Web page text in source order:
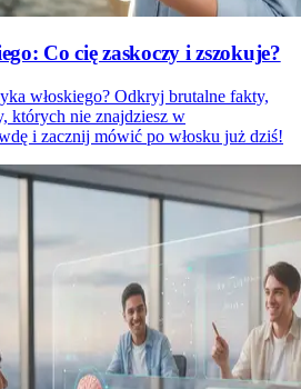
Co cię zaskoczy i zszokuje?
włoskiego? Odkryj brutalne fakty,
których nie znajdziesz w
i zacznij mówić po włosku już dziś!